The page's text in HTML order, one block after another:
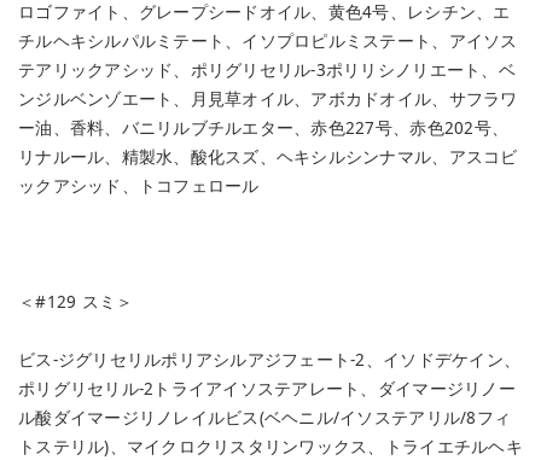
ロゴファイト、グレープシードオイル、黄色4号、レシチン、エ
チルヘキシルパルミテート、イソプロピルミステート、アイソス
テアリックアシッド、ポリグリセリル-3ポリリシノリエート、ベ
ンジルベンゾエート、月見草オイル、アボカドオイル、サフラワ
ー油、香料、バニリルブチルエター、赤色227号、赤色202号、
リナルール、精製水、酸化スズ、ヘキシルシンナマル、アスコビ
ックアシッド、トコフェロール
＜#129 スミ＞
ビス-ジグリセリルポリアシルアジフェート-2、イソドデケイン、
ポリグリセリル-2トライアイソステアレート、ダイマージリノー
ル酸ダイマージリノレイルビス(ベヘニル/イソステアリル/8フィ
トステリル)、マイクロクリスタリンワックス、トライエチルヘキ